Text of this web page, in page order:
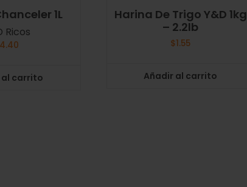
1L
Ricos
4.40
al carrito
Harina De Trigo Y&D 1kg
– 2.2lb
$1.55
Añadir al carrito